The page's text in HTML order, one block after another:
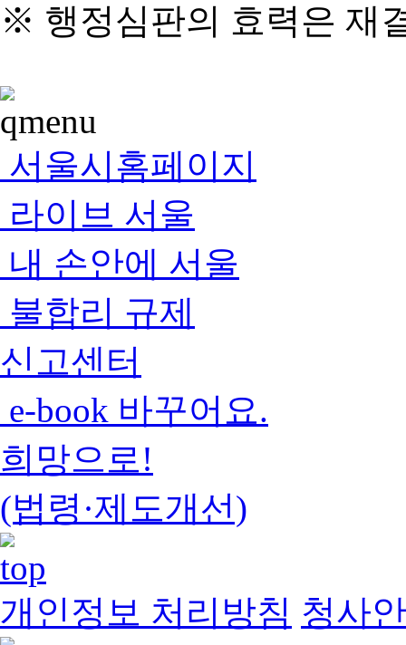
※ 행정심판의 효력은 재
서울시홈페이지
라이브 서울
내 손안에 서울
불합리 규제
신고센터
e-book 바꾸어요.
희망으로!
(법령·제도개선)
개인정보 처리방침 청사